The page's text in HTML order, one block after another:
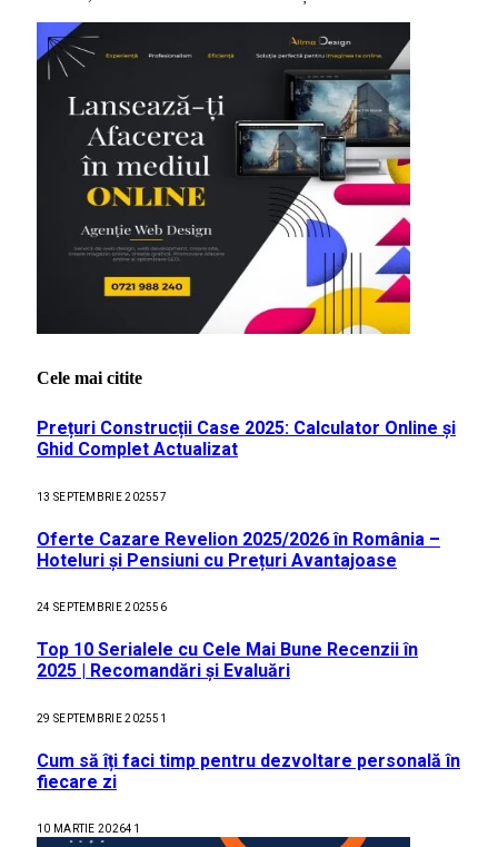
Cele mai citite
Prețuri Construcții Case 2025: Calculator Online și
Ghid Complet Actualizat
13 SEPTEMBRIE 202557
Oferte Cazare Revelion 2025/2026 în România –
Hoteluri și Pensiuni cu Prețuri Avantajoase
24 SEPTEMBRIE 202556
Top 10 Serialele cu Cele Mai Bune Recenzii în
2025 | Recomandări și Evaluări
29 SEPTEMBRIE 202551
Cum să îți faci timp pentru dezvoltare personală în
fiecare zi
10 MARTIE 202641